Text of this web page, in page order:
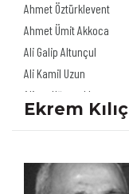
Ahmet Öztürklevent
Ahmet Ümit Akkoca
Ali Galip Altunçul
Ali Kamil Uzun
Alinur Uğurpakkan
Alp Tamer Ulukılıç
Ali Herkül Çelikkol
Ali Şur
Ekrem Kılıç